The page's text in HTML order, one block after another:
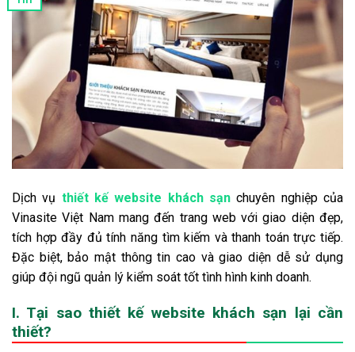
Dịch vụ thiết kế website khách sạn chuyên nghiệp của
Vinasite Việt Nam mang đến trang web với giao diện đẹp,
tích hợp đầy đủ tính năng tìm kiếm và thanh toán trực tiếp.
Đặc biệt, bảo mật thông tin cao và giao diện dễ sử dụng
giúp đội ngũ quản lý kiểm soát tốt tình hình kinh doanh.
I. Tại sao thiết kế website khách sạn lại cần
thiết?